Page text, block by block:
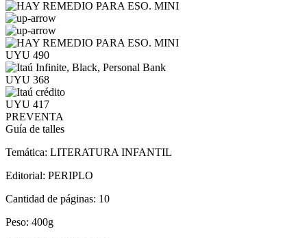
UYU 490
UYU 368
UYU 417
PREVENTA
Guía de talles
Temática: LITERATURA INFANTIL
Editorial: PERIPLO
Cantidad de páginas: 10
Peso: 400g